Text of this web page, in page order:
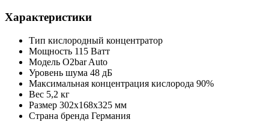
Характеристики
Тип кислородный концентратор
Мощность 115 Ватт
Модель O2bar Auto
Уровень шума 48 дБ
Максимальная концентрация кислорода 90%
Вес 5,2 кг
Размер 302х168х325 мм
Страна бренда Германия